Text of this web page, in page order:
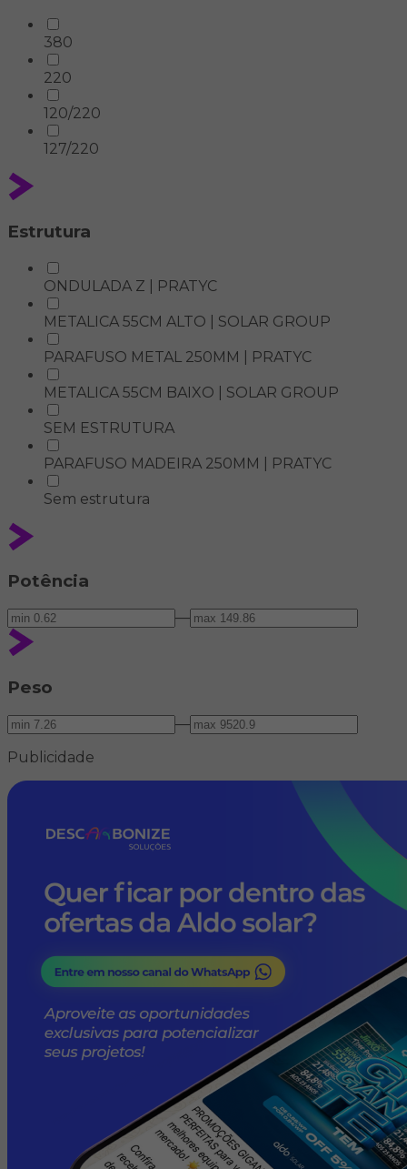
380
220
120/220
127/220
Estrutura
ONDULADA Z | PRATYC
METALICA 55CM ALTO | SOLAR GROUP
PARAFUSO METAL 250MM | PRATYC
METALICA 55CM BAIXO | SOLAR GROUP
SEM ESTRUTURA
PARAFUSO MADEIRA 250MM | PRATYC
Sem estrutura
Potência
—
Peso
—
Publicidade